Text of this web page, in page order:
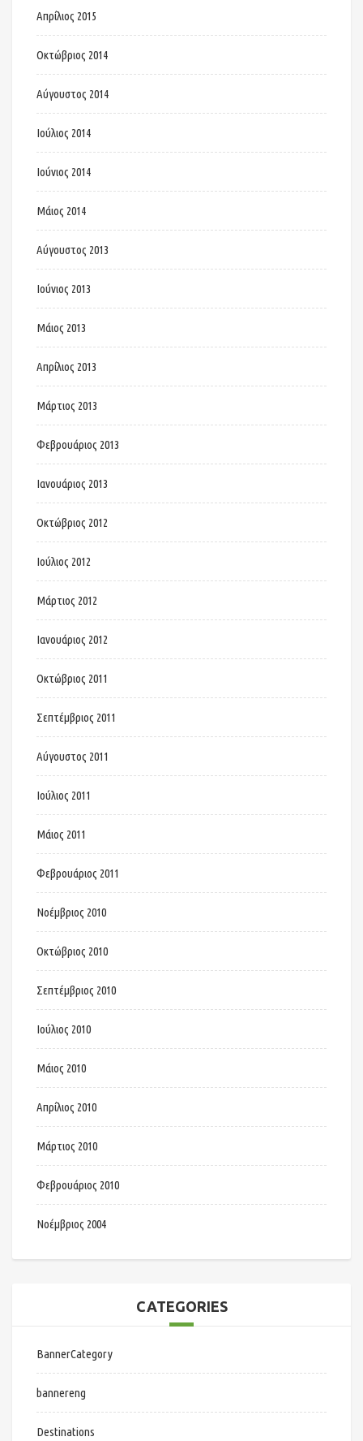
Απρίλιος 2015
Οκτώβριος 2014
Αύγουστος 2014
Ιούλιος 2014
Ιούνιος 2014
Μάιος 2014
Αύγουστος 2013
Ιούνιος 2013
Μάιος 2013
Απρίλιος 2013
Μάρτιος 2013
Φεβρουάριος 2013
Ιανουάριος 2013
Οκτώβριος 2012
Ιούλιος 2012
Μάρτιος 2012
Ιανουάριος 2012
Οκτώβριος 2011
Σεπτέμβριος 2011
Αύγουστος 2011
Ιούλιος 2011
Μάιος 2011
Φεβρουάριος 2011
Νοέμβριος 2010
Οκτώβριος 2010
Σεπτέμβριος 2010
Ιούλιος 2010
Μάιος 2010
Απρίλιος 2010
Μάρτιος 2010
Φεβρουάριος 2010
Νοέμβριος 2004
CATEGORIES
BannerCategory
bannereng
Destinations